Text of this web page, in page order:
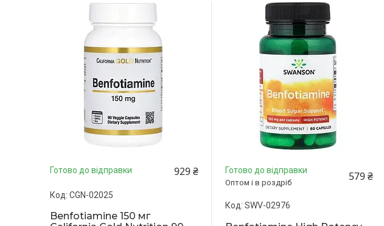
Готово до відправки 929 ₴
CGN-02025
Benfotiamine 150 мг
Готово до відправки
Оптом і в роздріб 579 ₴
SWV-02976